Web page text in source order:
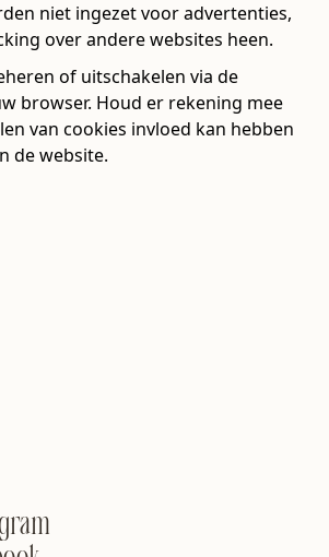
niet ingezet voor advertenties,
over andere websites heen.
of uitschakelen via de
browser. Houd er rekening mee
van cookies invloed kan hebben
de website.